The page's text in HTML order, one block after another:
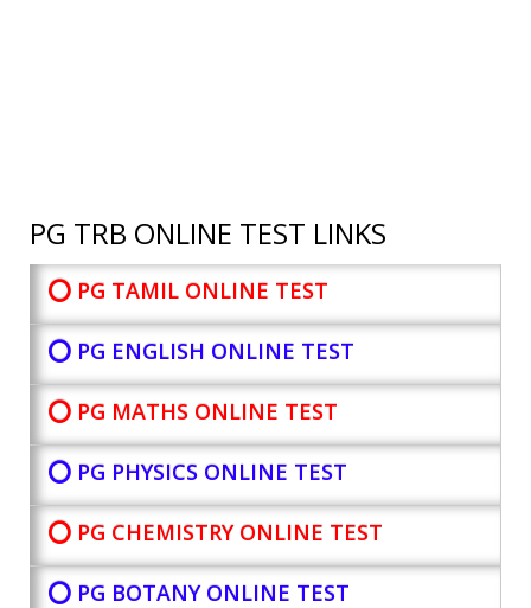
PG TRB ONLINE TEST LINKS
⭕ PG TAMIL ONLINE TEST
⭕ PG ENGLISH ONLINE TEST
⭕ PG MATHS ONLINE TEST
⭕ PG PHYSICS ONLINE TEST
⭕ PG CHEMISTRY ONLINE TEST
⭕ PG BOTANYONLINE TEST